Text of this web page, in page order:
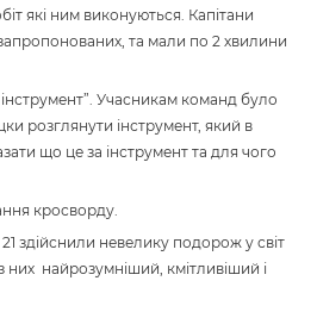
які ним виконуються. Капітани
та мали по 2 хвилини
Учасникам команд було
розглянути інструмент, який в
що це за інструмент та для чого
кросворду.
21 здійснили невелику подорож у світ
них найрозумніший, кмітливіший і